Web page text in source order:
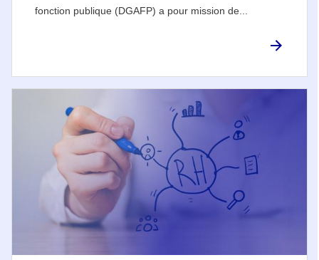
fonction publique (DGAFP) a pour mission de...